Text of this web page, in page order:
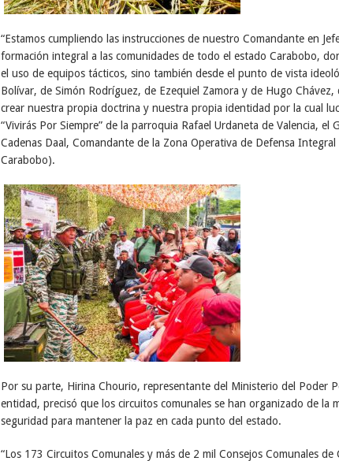
“Estamos cumpliendo las instrucciones de nuestro Comandante en
formación integral a las comunidades de todo el estado Carabobo,
el uso de equipos tácticos, sino también desde el punto de vista
Bolívar, de Simón Rodríguez, de Ezequiel Zamora y de Hugo Chávez,
crear nuestra propia doctrina y nuestra propia identidad por la cual
“Vivirás Por Siempre” de la parroquia Rafael Urdaneta de Valencia, el
Cadenas Daal, Comandante de la Zona Operativa de Defensa
Carabobo).
Por su parte, Hirina Chourio, representante del Ministerio del Poder
entidad, precisó que los circuitos comunales se han organizado de la
seguridad para mantener la paz en cada punto del estado.
“Los 173 Circuitos Comunales y más de 2 mil Consejos Comunales de